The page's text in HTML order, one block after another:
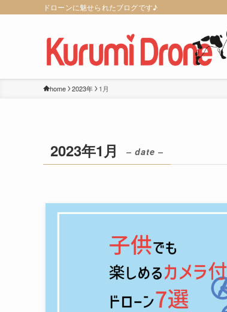
ドローンに魅せられたブログです♪
home 2023年 1月
2023年1月 – date –